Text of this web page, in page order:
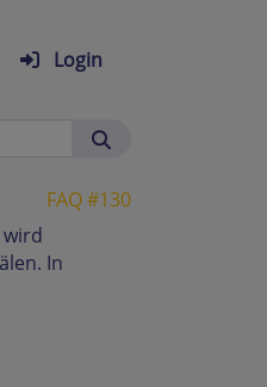
Login
FAQ #130
wird
In